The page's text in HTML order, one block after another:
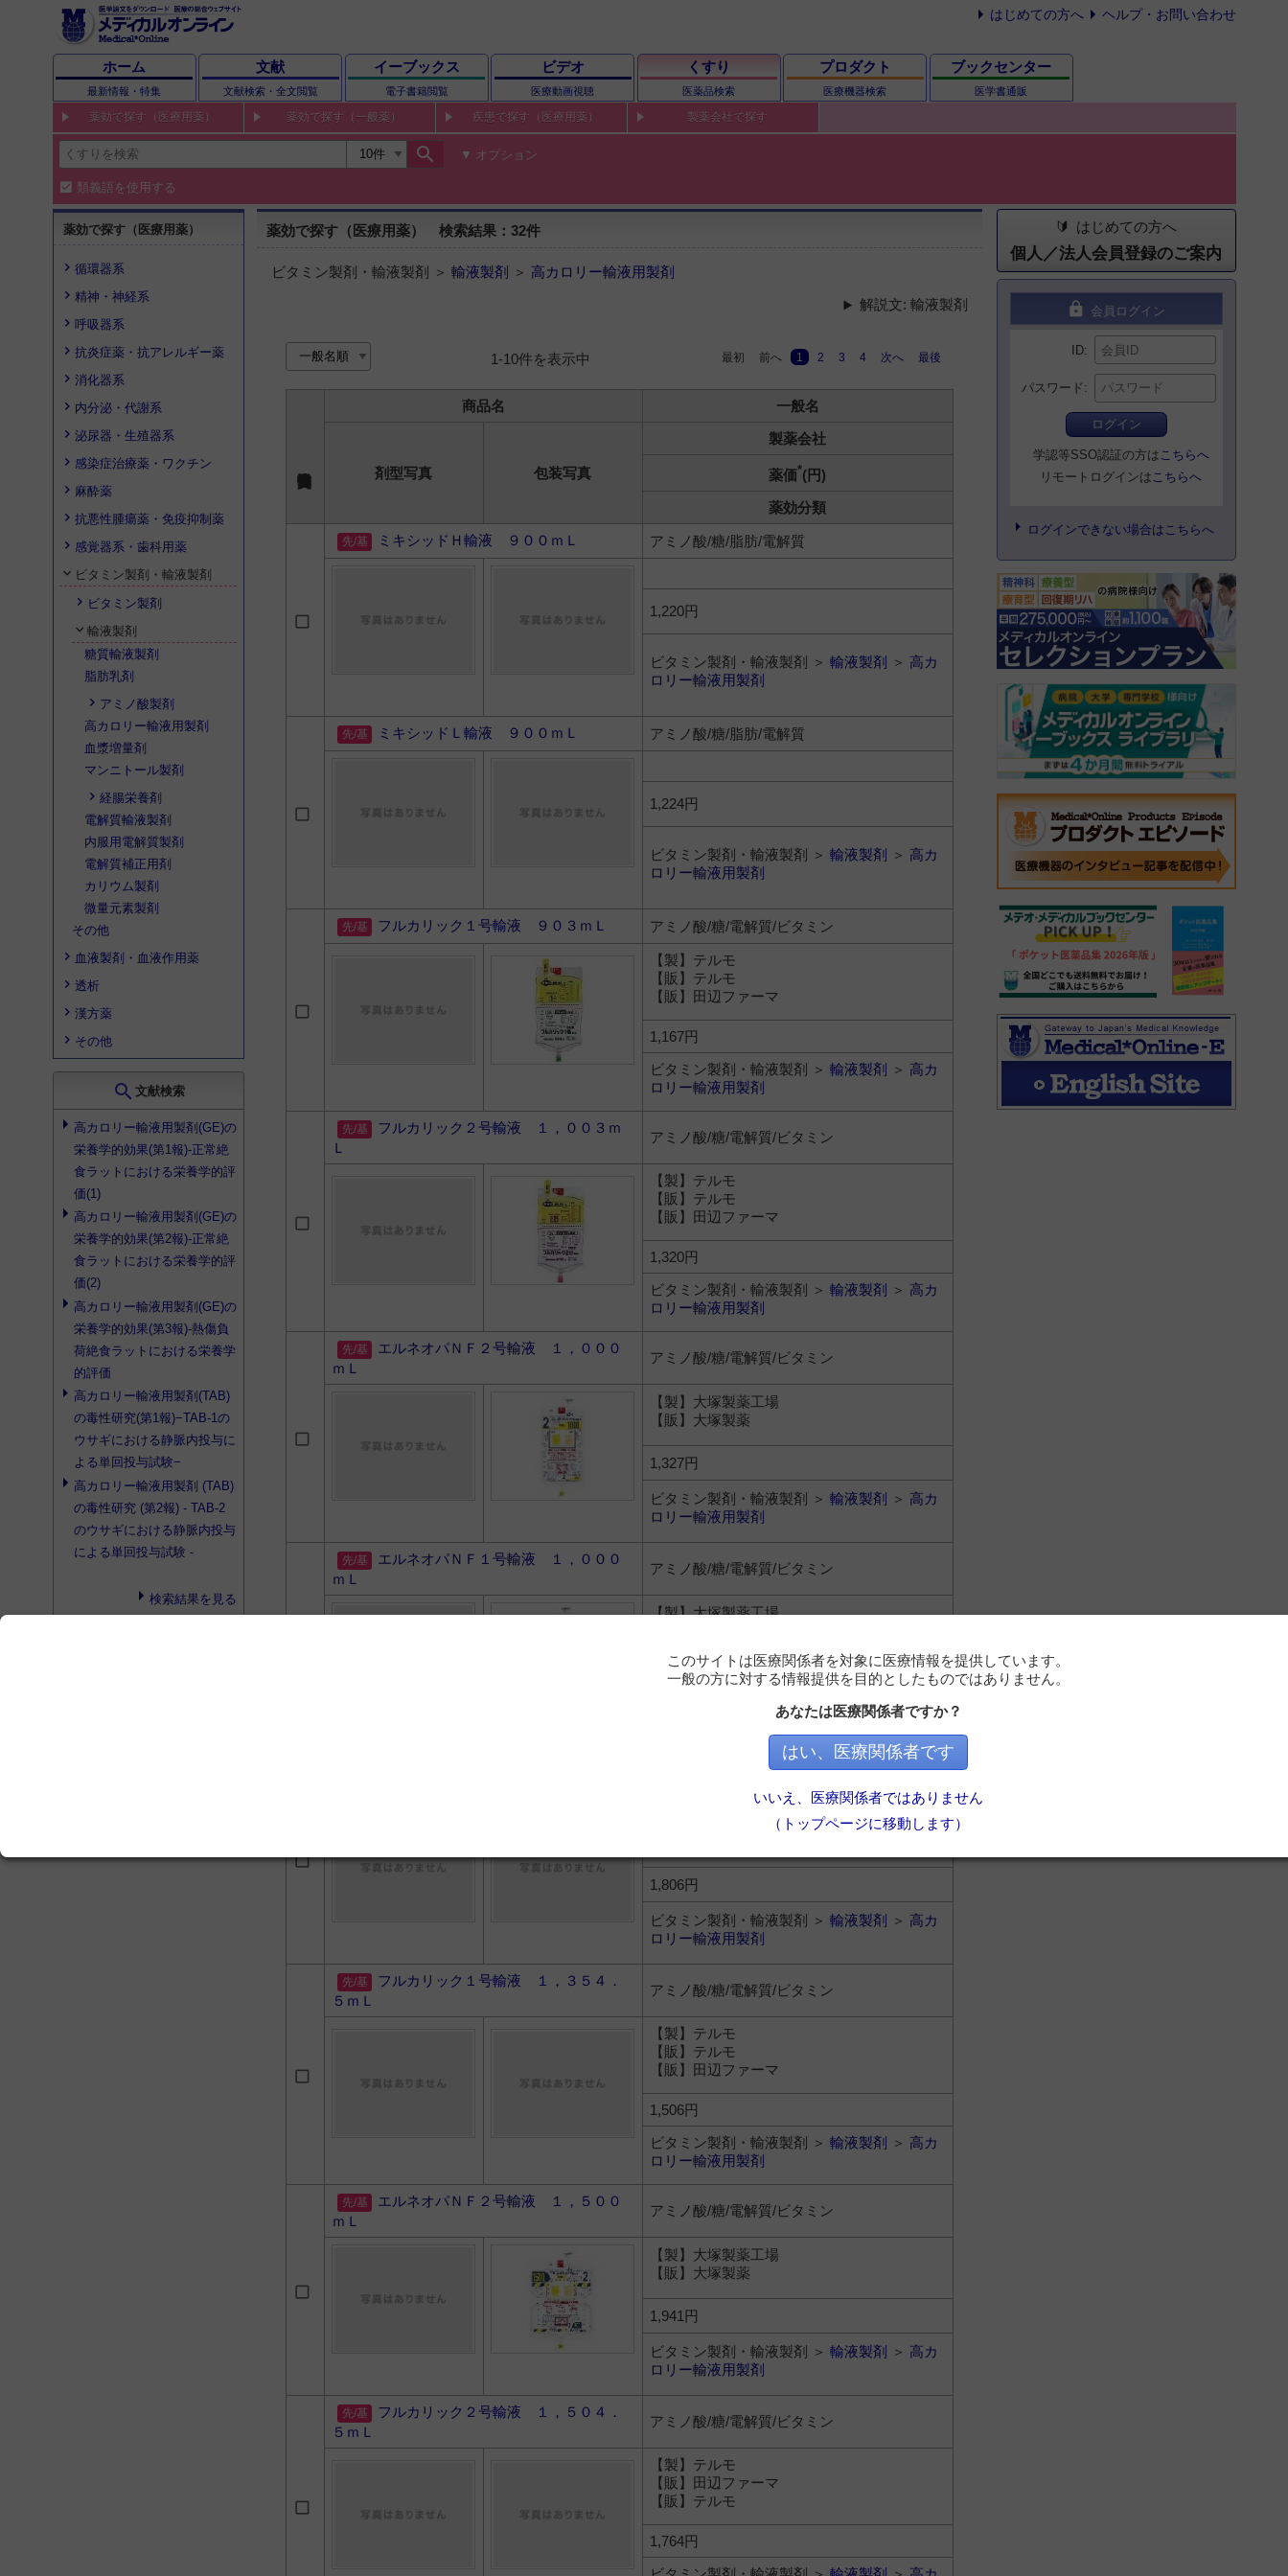
はじめての方へ ヘルプ・お問い合わせ
ホーム
最新情報・特集
文献
文献検索・全文閲覧
イーブックス
電子書籍閲覧
ビデオ
医療動画視聴
くすり
医薬品検索
プロダクト
医療機器検索
ブックセンター
医学書通販
薬効で探す（医療用薬） 薬効で探す（一般薬） 疾患で探す（医療用薬） 製薬会社で探す
search オプション
類義語を使用する
薬効で探す（医療用薬）
循環器系
精神・神経系
呼吸器系
抗炎症薬・抗アレルギー薬
消化器系
内分泌・代謝系
泌尿器・生殖器系
感染症治療薬・ワクチン
麻酔薬
抗悪性腫瘍薬・免疫抑制薬
感覚器系・歯科用薬
ビタミン製剤・輸液製剤
ビタミン製剤
輸液製剤
糖質輸液製剤
脂肪乳剤
アミノ酸製剤
高カロリー輸液用製剤
血漿増量剤
マンニトール製剤
経腸栄養剤
電解質輸液製剤
内服用電解質製剤
電解質補正用剤
カリウム製剤
微量元素製剤
その他
血液製剤・血液作用薬
透析
漢方薬
その他
search 文献検索
高カロリー輸液用製剤(GE)の
栄養学的効果(第1報)‐正常絶
食ラットにおける栄養学的評
価(1)
高カロリー輸液用製剤 (GE)の
栄養学的効果(第2報)‐正常絶
食ラットにおける栄養学的評
価(2)
高カロリー輸液用製剤 (GE)の
栄養学的効果(第3報)‐熱傷負
荷絶食ラットにおける栄養学
的評価
高カロリー輸液用製剤 (TAB)
の毒性研究(第1報)−TAB-1の
ウサギにおける静脈内投与に
よる単回投与試験−
高カロリー輸液用製剤 (TAB)
の毒性研究 (第2報) - TAB-2
のウサギにおける静脈内投与
による単回投与試験 -
検索結果を見る
薬効で探す（医療用薬） 検索結果：32件
ビタミン製剤・輸液製剤 ＞ 輸液製剤 ＞ 高カロリー輸液用製剤
解説文: 輸液製剤
1-10件を表示中 最初 前へ 1 2 3 4 次へ 最後
商品名 一般名
剤型写真 包装写真
製薬会社
薬価*(円)
薬効分類
ミキシッドＨ輸液 ９００ｍＬ
アミノ酸/糖/脂肪/電解質
1,220円
ビタミン製剤・輸液製剤 ＞ 輸液製剤 ＞ 高カ
ロリー輸液用製剤
ミキシッドＬ輸液 ９００ｍＬ アミノ酸/糖/脂肪/電解質
1,224円
ビタミン製剤・輸液製剤 ＞ 輸液製剤 ＞ 高カ
ロリー輸液用製剤
フルカリック１号輸液 ９０３ｍＬ アミノ酸/糖/電解質/ビタミン
【製】テルモ
【販】テルモ
【販】田辺ファーマ
1,167円
ビタミン製剤・輸液製剤 ＞ 輸液製剤 ＞ 高カ
ロリー輸液用製剤
フルカリック２号輸液 １，００３ｍ
Ｌ
アミノ酸/糖/電解質/ビタミン
【製】テルモ
【販】テルモ
【販】田辺ファーマ
1,320円
ビタミン製剤・輸液製剤 ＞ 輸液製剤 ＞ 高カ
ロリー輸液用製剤
エルネオパＮＦ２号輸液 １，０００
ｍＬ
アミノ酸/糖/電解質/ビタミン
【製】大塚製薬工場
【販】大塚製薬
1,327円
ビタミン製剤・輸液製剤 ＞ 輸液製剤 ＞ 高カ
ロリー輸液用製剤
エルネオパＮＦ１号輸液 １，０００
ｍＬ
アミノ酸/糖/電解質/ビタミン
【製】大塚製薬工場
1,238円
ビタミン製剤・輸液製剤 ＞輸液製剤＞高カ
【製】大塚製薬工場
1,806円
ビタミン製剤・輸液製剤 ＞ 輸液製剤 ＞ 高カ
ロリー輸液用製剤
フルカリック１号輸液 １，３５４．
５ｍＬ
アミノ酸/糖/電解質/ビタミン
【製】テルモ
【販】テルモ
【販】田辺ファーマ
1,506円
ビタミン製剤・輸液製剤 ＞ 輸液製剤 ＞ 高カ
ロリー輸液用製剤
エルネオパＮＦ２号輸液 １，５００
ｍＬ
アミノ酸/糖/電解質/ビタミン
【製】大塚製薬工場
【販】大塚製薬
1,941円
ビタミン製剤・輸液製剤 ＞ 輸液製剤 ＞ 高カ
ロリー輸液用製剤
フルカリック２号輸液 １，５０４．
５ｍＬ
アミノ酸/糖/電解質/ビタミン
【製】テルモ
【販】田辺ファーマ
【販】テルモ
1,764円
はじめての方へ
個人／法人会員登録のご案内
lock 会員ログイン
ID
パスワード
ログイン
学認等SSO認証の方は こちらへ
リモートログインは こちらへ
ログインできない場合はこちらへ
このサイトは医療関係者を対象に医療情報を提供しています。
一般の方に対する情報提供を目的としたものではありません。
あなたは医療関係者ですか？
はい、医療関係者です
いいえ、医療関係者ではありません
（トップページに移動します）